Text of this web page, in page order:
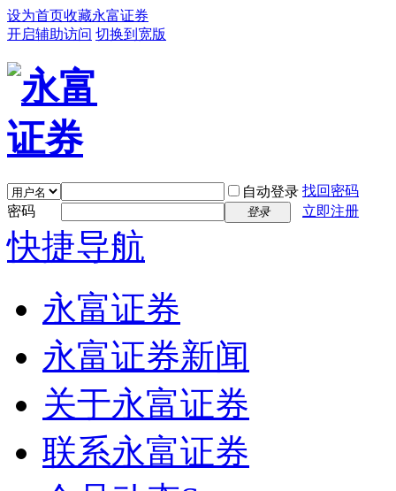
设为首页收藏永富证券
开启辅助访问 切换到宽版
自动登录 找回密码
密码
登录 立即注册
快捷导航
永富证券
永富证券新闻
关于永富证券
联系永富证券